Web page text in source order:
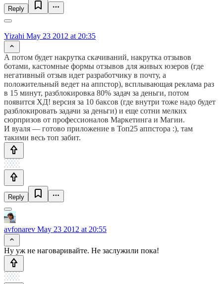
Reply
Yizahi May 23 2012 at 20:35
А потом будет накрутка скачиваний, накрутка отзывов
ботами, кастомные формы отзывов для живых юзеров (где
негативный отзыв идет разработчику в почту, а
положительный ведет на аппстор), всплывающая реклама раз
в 15 минут, разблокировка 80% задач за деньги, потом
появится ХД! версия за 10 баксов (где внутри тоже надо будет
разблокировать задачи за деньги) и еще сотни мелких
сюрпризов от профессионалов Маркетинга и Магии.
И вуаля — готово приложение в Топ25 аппстора :), там
такими весь топ забит.
Reply
avfonarev May 23 2012 at 20:55
Ну уж не наговаривайте. Не заслужили пока!